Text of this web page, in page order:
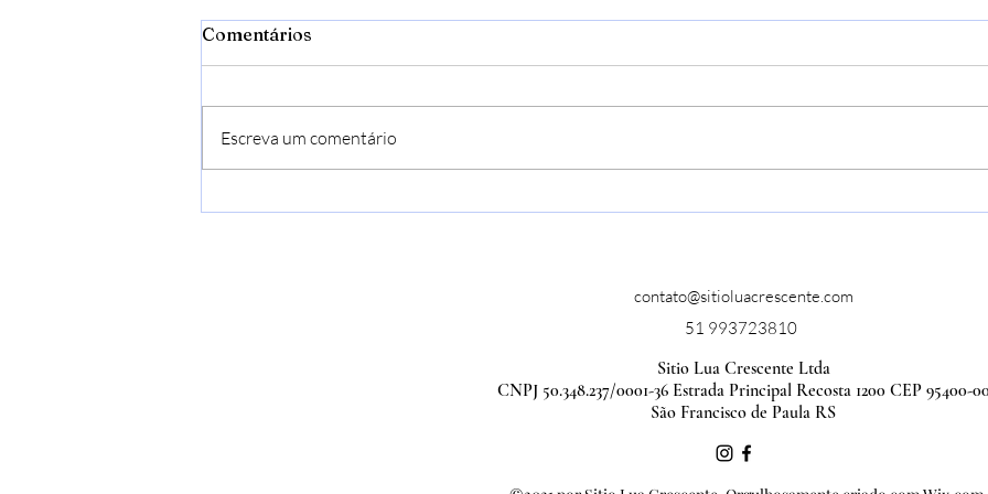
Comentários
Escreva um comentário
contato@sitioluacrescente.com
51 993723810
Sitio Lua Crescente Ltda
CNPJ 50.348.237/0001-36 Estrada Principal Recosta 1200 CEP 95400-
São Francisco de Paula RS